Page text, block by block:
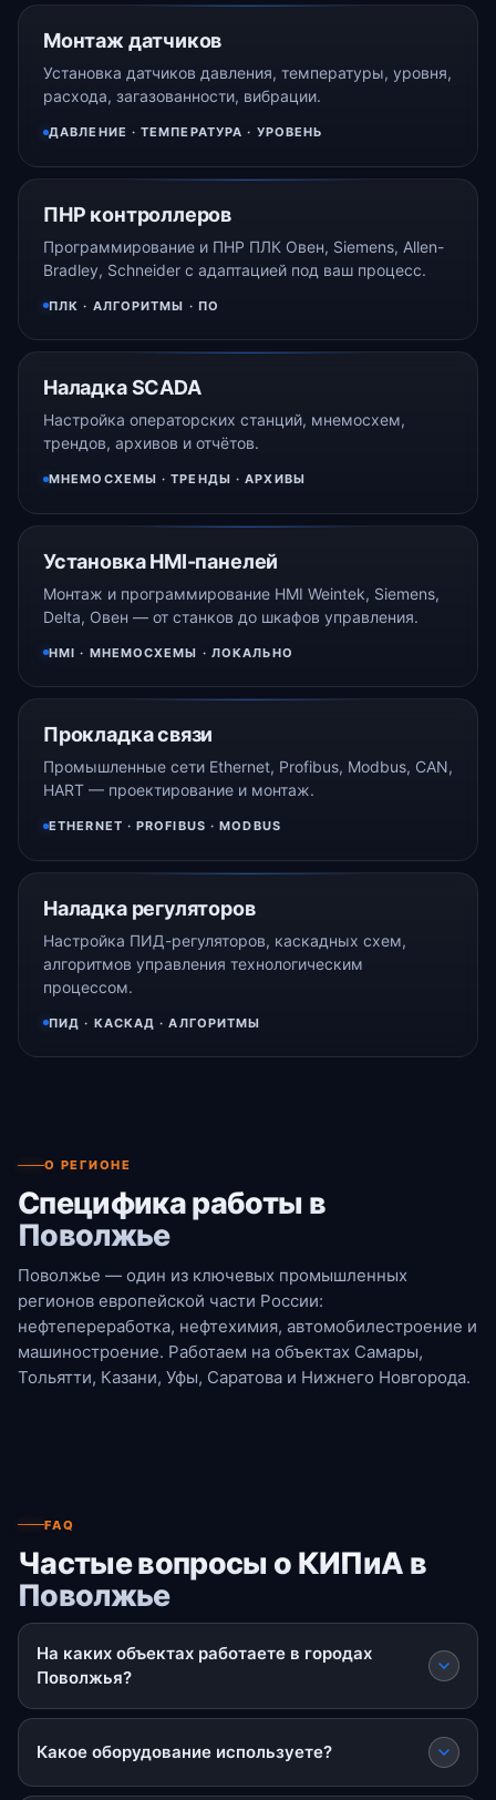
Монтаж датчиков
Установка датчиков давления, температуры, уровня,
расхода, загазованности, вибрации.
ДАВЛЕНИЕ · ТЕМПЕРАТУРА · УРОВЕНЬ
ПНР контроллеров
Программирование и ПНР ПЛК Овен, Siemens, Allen-
Bradley, Schneider с адаптацией под ваш процесс.
ПЛК · АЛГОРИТМЫ · ПО
Наладка SCADA
Настройка операторских станций, мнемосхем,
трендов, архивов и отчётов.
МНЕМОСХЕМЫ · ТРЕНДЫ · АРХИВЫ
Установка HMI-панелей
Монтаж и программирование HMI Weintek, Siemens,
Delta, Овен — от станков до шкафов управления.
HMI · МНЕМОСХЕМЫ · ЛОКАЛЬНО
Прокладка связи
Промышленные сети Ethernet, Profibus, Modbus, CAN,
HART — проектирование и монтаж.
ETHERNET · PROFIBUS · MODBUS
Наладка регуляторов
Настройка ПИД-регуляторов, каскадных схем,
алгоритмов управления технологическим
процессом.
ПИД · КАСКАД · АЛГОРИТМЫ
О РЕГИОНЕ
Специфика работы в
Поволжье
Поволжье — один из ключевых промышленных
регионов европейской части России:
нефтепереработка, нефтехимия, автомобилестроение и
машиностроение. Работаем на объектах Самары,
Тольятти, Казани, Уфы, Саратова и Нижнего Новгорода.
FAQ
Частые вопросы о КИПиА в
Поволжье
На каких объектах работаете в городах
Поволжья?
Какое оборудование используете?